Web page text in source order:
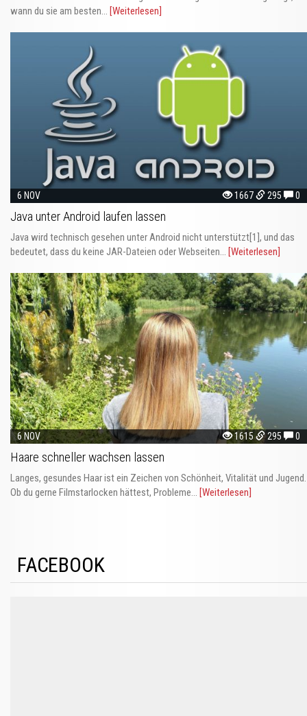
wann du sie am besten... [Weiterlesen]
6 NOV 1667 295 0
Java unter Android laufen lassen
Java wird technisch gesehen unter Android nicht unterstützt[1], und das
bedeutet, dass du keine JAR-Dateien oder Webseiten... [Weiterlesen]
6 NOV 1615 295 0
Haare schneller wachsen lassen
Langes, gesundes Haar ist ein Zeichen von Schönheit, Vitalität und Jugend.
Ob du gerne Filmstarlocken hättest, Probleme... [Weiterlesen]
FACEBOOK